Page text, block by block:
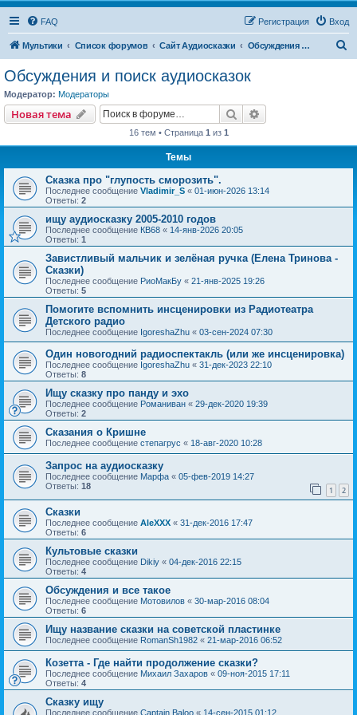
FAQ Вход
Регистрация
Мультики Список форумов Сайт Аудиосказки Обсуждения и поиск аудиосказок
Обсуждения и поиск аудиосказок
Модератор: Модераторы
Новая тема Поиск
16 тем • Страница 1 из 1
Темы
Сказка про "глупость сморозить".
Последнее сообщение Vladimir_S « 01-июн-2026 13:14
Ответы: 2
ищу аудиосказку 2005-2010 годов
Последнее сообщение КВ68 « 14-янв-2026 20:05
Ответы: 1
Завистливый мальчик и зелёная ручка (Елена Тринова -
Сказки)
Последнее сообщение РиоМакБу « 21-янв-2025 19:26
Ответы: 5
Помогите вспомнить инсценировки из Радиотеатра
Детского радио
Последнее сообщение IgoreshaZhu « 03-сен-2024 07:30
Один новогодний радиоспектакль (или же инсценировка)
Последнее сообщение IgoreshaZhu « 31-дек-2023 22:10
Ответы: 8
Ищу сказку про панду и эхо
Последнее сообщение Романиван « 29-дек-2020 19:39
Ответы: 2
Сказания о Кришне
Последнее сообщение степагрус « 18-авг-2020 10:28
Запрос на аудиосказку
Последнее сообщение Марфа « 05-фев-2019 14:27
Ответы: 18 1 2
Сказки
Последнее сообщение AleXXX « 31-дек-2016 17:47
Ответы: 6
Культовые сказки
Последнее сообщение Dikiy « 04-дек-2016 22:15
Ответы: 4
Обсуждения и все такое
Последнее сообщение Мотовилов « 30-мар-2016 08:04
Ответы: 6
Ищу название сказки на советской пластинке
Последнее сообщение RomanSh1982 « 21-мар-2016 06:52
Козетта - Где найти продолжение сказки?
Последнее сообщение Михаил Захаров « 09-ноя-2015 17:11
Ответы: 4
Сказку ищу
Последнее сообщение Captain Baloo « 14-сен-2015 01:12